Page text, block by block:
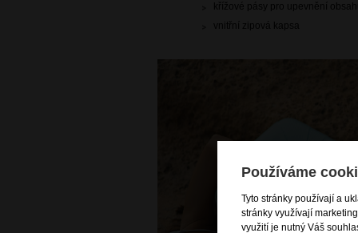
křížové pásy pro upevnění
vnitřní zipová kapsa
Používáme
Tyto stránky používají a
stránky využívají
využití je nutný Váš